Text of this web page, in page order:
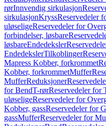
rørInnvendig sirkulasjon
sirkulasjonKryssReservedeler
uløseligeReservedeler for
forbindelser, løsbare
løsbareEndedeksler
EndedekslerTilkoblinger
Mapress Kobber, forkrommet
Kobber, forkrommetMuffer
MufferReduksjoner
for BendT-rørReservedeler for
uløseligeReservedeler for
Kobber, gassReservedeler for
gassMufferReservedeler for